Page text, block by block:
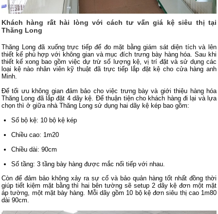
Khách hàng rất hài lòng với cách tư vấn giá kệ siêu thị tại
Thăng Long
Thăng Long đã xuống trực tiếp để đo mặt bằng giám sát diện tích và lên
thiết kế phù hợp với không gian và mục đích trưng bày hàng hóa. Sau khi
thiết kế xong bao gồm việc dự trừ số lượng kệ, vị trí đặt và sử dụng các
loại kệ nào nhân viên kỹ thuật đã trực tiếp lắp đặt kệ cho cửa hàng anh
Minh.
Để tối ưu không gian đảm bảo cho việc trưng bày và giới thiệu hàng hóa
Thăng Long đã lắp đặt 4 dãy kệ. Để thuận tiện cho khách hàng đi lại và lựa
chọn thì ở giữa nhà Thăng Long sử dụng hai dãy kệ kép bao gồm:
Số bộ kệ: 10 bộ kệ kép
Chiều cao: 1m20
Chiều dài: 90cm
Số tầng: 3 tầng bày hàng được mắc nối tiếp với nhau.
Còn để đảm bảo không xảy ra sự cố và bảo quản hàng tốt nhất đồng thời
giúp tiết kiệm mặt bằng thì hai bên tường sẽ setup 2 dãy kệ đơn một mặt
áp tường, một mặt bày hàng. Mỗi dãy gồm 10 bộ kệ đơn siêu thị cao 1m80
dài 90cm.